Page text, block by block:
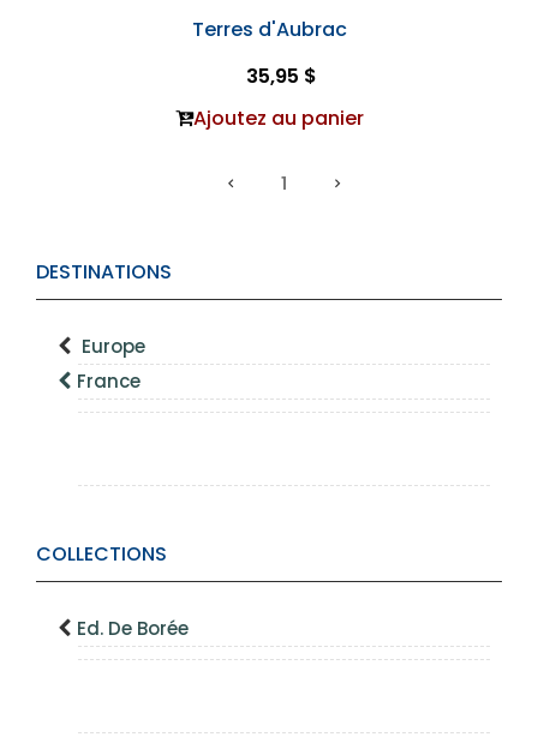
DESTINATIONS
Europe
France
COLLECTIONS
Ed. De Borée
Terres d'Aubrac
35,95 $
Ajoutez au panier
1